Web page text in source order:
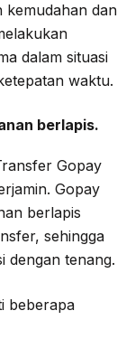
kemudahan dan
dalam situasi
waktu.
berlapis.
Gopay
Gopay
berlapis
sehingga
dengan tenang.
beberapa